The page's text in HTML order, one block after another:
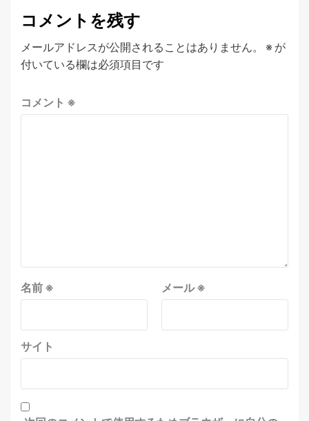
コメントを残す
メールアドレスが公開されることはありません。 ※ が
付いている欄は必須項目です
コメント ※
名前 ※ メール※
サイト